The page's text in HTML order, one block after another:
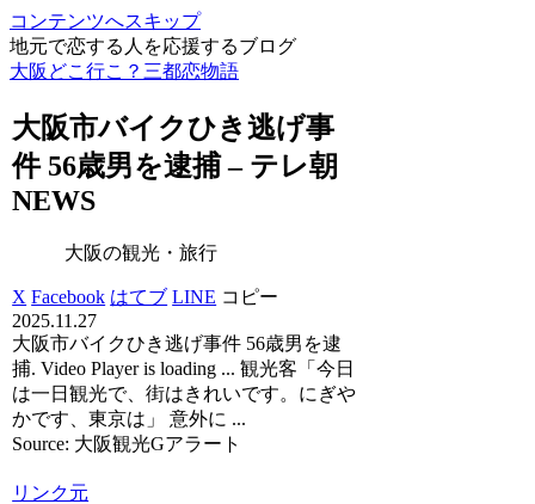
コンテンツへスキップ
地元で恋する人を応援するブログ
大阪どこ行こ？三都恋物語
大阪市バイクひき逃げ事
件 56歳男を逮捕 – テレ朝
NEWS
大阪の観光・旅行
X Facebook はてブ LINE コピー
2025.11.27
大阪市バイクひき逃げ事件 56歳男を逮
捕. Video Player is loading ... 観光客「今日
は一日観光で、街はきれいです。にぎや
かです、東京は」 意外に ...
Source: 大阪観光Gアラート
リンク元